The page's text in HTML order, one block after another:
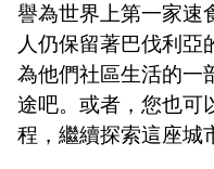
譽為世界上第一家速
人仍保留著巴伐利亞
為他們社區生活的一
途吧。或者，您也可
程，繼續探索這座城